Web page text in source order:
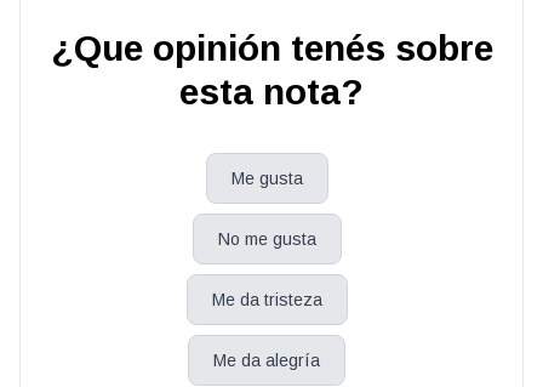
¿Que opinión tenés sobre
esta nota?
Me gusta
No me gusta
Me da tristeza
Me da alegría